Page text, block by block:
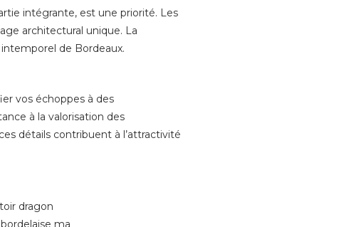
intégrante, est une priorité. Les
architectural unique. La
de Bordeaux.
vos échoppes à des
à la valorisation des
détails contribuent à l’attractivité